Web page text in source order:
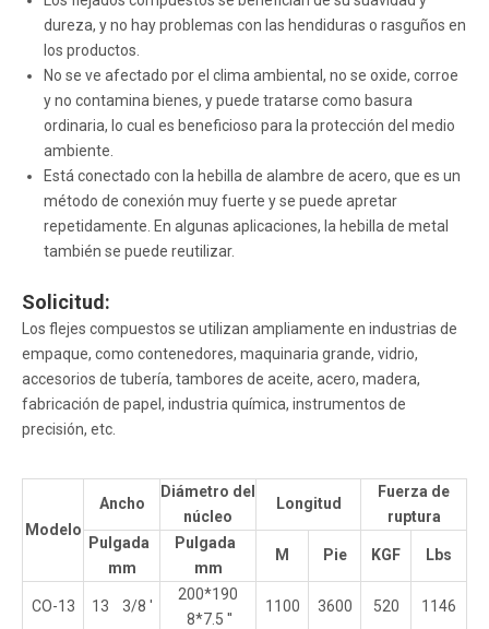
dureza, y no hay problemas con las hendiduras o rasguños en
los productos.
No se ve afectado por el clima ambiental, no se oxide, corroe
y no contamina bienes, y puede tratarse como basura
ordinaria, lo cual es beneficioso para la protección del medio
ambiente.
Está conectado con la hebilla de alambre de acero, que es un
método de conexión muy fuerte y se puede apretar
repetidamente. En algunas aplicaciones, la hebilla de metal
también se puede reutilizar.
Solicitud:
Los flejes compuestos se utilizan ampliamente en industrias de
empaque, como contenedores, maquinaria grande, vidrio,
accesorios de tubería, tambores de aceite, acero, madera,
fabricación de papel, industria química, instrumentos de
precisión, etc.
Modelo
Ancho
Diámetro del
núcleo
Longitud
Fuerza de
ruptura
Pulgada
mm
Pulgada
mm
M Pie KGF Lbs
CO-13 13 3/8 '
200*190
8*7.5 ''
1100 3600 520 1146